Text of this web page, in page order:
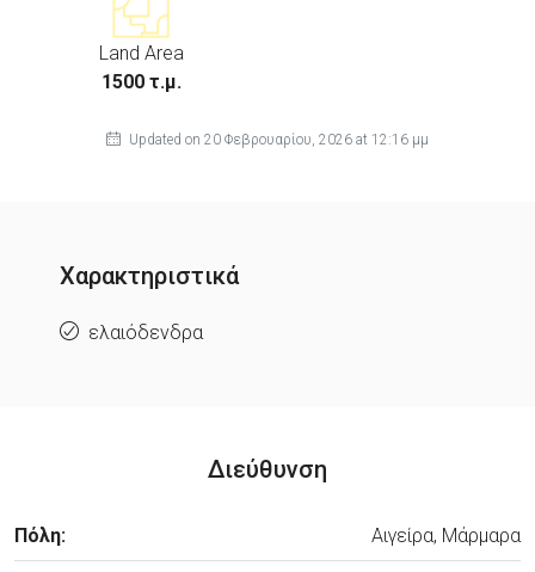
Land Area
1500 τ.μ.
Updated on 20 Φεβρουαρίου, 2026 at 12:16 μμ
Χαρακτηριστικά
ελαιόδενδρα
Διεύθυνση
Πόλη: Αιγείρα, Μάρμαρα